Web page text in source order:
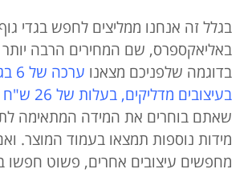
בגלל זה אנחנו ממליצים לחפש בגדי
באליאקספרס, שם המחירים הרבה יותר
בדוגמה שלפניכם מצאנו
בעיצובים מדליקים, בעלות של 26 ש"ח בלבד
שאתם בוחרים את המידה המתאימה
מידות נוספות תמצאו בעמוד המוצר.
מחפשים עיצובים אחרים, פשוט חפשו